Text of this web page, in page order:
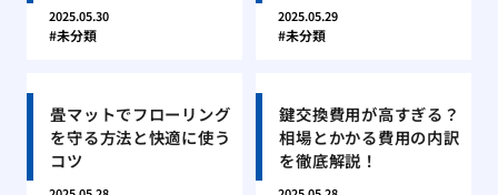
2025.05.30
未分類
2025.05.29
未分類
畳マットでフローリング
を守る方法と快適に使う
コツ
鍵交換費用が高すぎる？
相場とかかる費用の内訳
を徹底解説！